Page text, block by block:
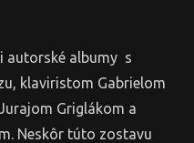
autorské albumy s
klaviristom Gabrielom
Griglákom a
Neskôr túto zostavu